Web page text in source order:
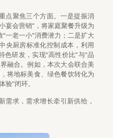
点聚焦三个方面。一是提振消
宴会营销”，将家庭聚餐升级为
一老一小”消费潜力；二是扩大
央厨房标准化控制成本，利用
研发，实现“高性价比”与“品
融合。例如，本次大会联合美
将地标美食、绿色餐饮转化为
”闭环。
需求，需求增长牵引新供给，